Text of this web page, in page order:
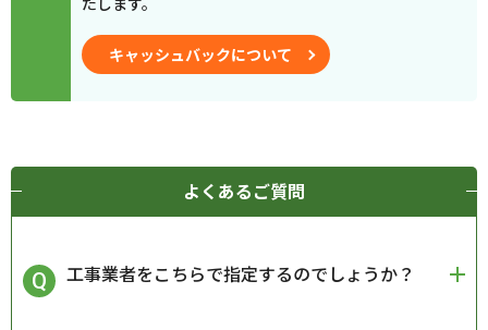
キャッシュバックについて
よくあるご質問
工事業者をこちらで指定するのでしょうか？